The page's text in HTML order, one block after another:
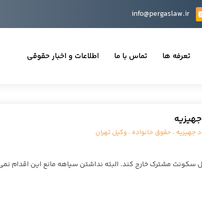
تعرفه ها تماس با ما اطلاعات و اخبار حقوقی
info@pergaslaw.ir
جهیزیه ، حقوق خانواده ، وکیل تهران
مشترک خارج کند. البته نداشتن سیاهه مانع این اقدام